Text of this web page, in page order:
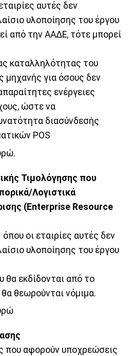
αυτές δεν
υλοποίησης του έργου
από την ΑΑΔΕ, τότε μπορεί
καταλληλότητας του
μηχανής για όσους δεν
ενέργειες
ώστε να
διασύνδεσής
POS
Τιμολόγησης που
Λογιστικά
(Enterprise Resource
οι εταιρίες αυτές δεν
υλοποίησης του έργου
θα εκδίδονται από το
θεωρούνται νόμιμα.
που αφορούν υποχρεώσεις